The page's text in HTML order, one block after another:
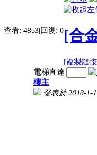
查看: 4863|回復: 0[合
[複製鏈
電梯直達
樓主
發表於 2018-1-